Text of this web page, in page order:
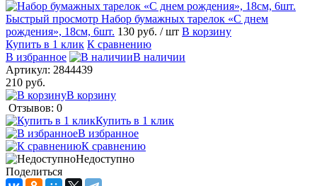
Быстрый просмотр Набор бумажных тарелок «С днем
рождения», 18см, 6шт. 130 руб. / шт В корзину
Купить в 1 клик К сравнению
В избранное
В наличии
Артикул: 2844439
210 руб.
В корзину
Отзывов: 0
Купить в 1 клик
В избранное
К сравнению
Недоступно
Поделиться